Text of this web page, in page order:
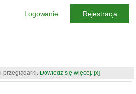
przeglądarki. Dowiedz się więcej. [x]
Logowanie Rejestracja